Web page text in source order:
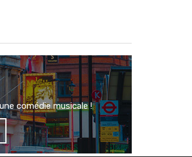
comédie musicale !